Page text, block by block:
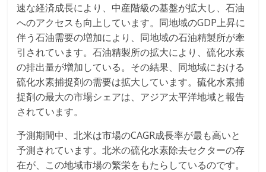
速な経済成長により、中産階級の基盤が拡大し、石油
へのアクセスも向上しています。同地域のGDP上昇に
伴う石油需要の増加により、同地域の石油精製所が牽
引されています。石油精製所の拡大により、硫化水素
の排出量が増加している。その結果、同地域における
硫化水素捕捉剤の需要は拡大しています。硫化水素捕
捉剤の最大の市場シェアは、アジア太平洋地域と報告
されています。
予測期間中、北米は市場のCAGR成長率が最も高いと
予測されています。北米の硫化水素除去セクターの存
在が、この地域市場の繁栄をもたらしているのです。